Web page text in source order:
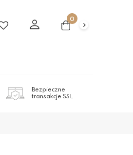
0
Bezpieczne
transakcje SSL